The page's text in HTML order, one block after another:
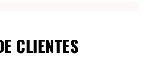
CLIENTES